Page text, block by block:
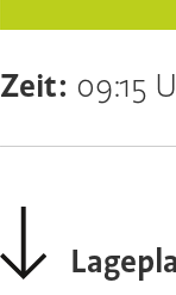
Zeit: 09:15